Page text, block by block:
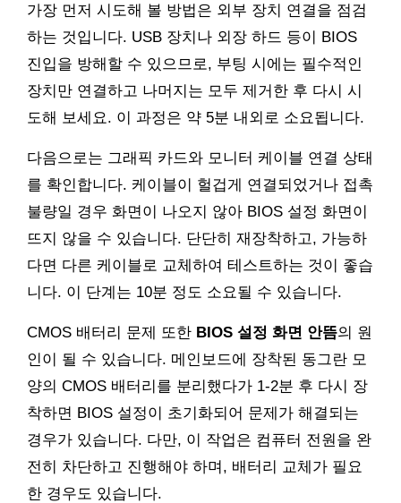
가장 먼저 시도해 볼 방법은 외부 장치 연결을 점검
하는 것입니다. USB 장치나 외장 하드 등이 BIOS
진입을 방해할 수 있으므로, 부팅 시에는 필수적인
장치만 연결하고 나머지는 모두 제거한 후 다시 시
도해 보세요. 이 과정은 약 5분 내외로 소요됩니다.
다음으로는 그래픽 카드와 모니터 케이블 연결 상태
를 확인합니다. 케이블이 헐겁게 연결되었거나 접촉
불량일 경우 화면이 나오지 않아 BIOS 설정 화면이
뜨지 않을 수 있습니다. 단단히 재장착하고, 가능하
다면 다른 케이블로 교체하여 테스트하는 것이 좋습
니다. 이 단계는 10분 정도 소요될 수 있습니다.
CMOS 배터리 문제 또한 BIOS 설정 화면 안뜸의 원
인이 될 수 있습니다. 메인보드에 장착된 동그란 모
양의 CMOS 배터리를 분리했다가 1-2분 후 다시 장
착하면 BIOS 설정이 초기화되어 문제가 해결되는
경우가 있습니다. 다만, 이 작업은 컴퓨터 전원을 완
전히 차단하고 진행해야 하며, 배터리 교체가 필요
한 경우도 있습니다.